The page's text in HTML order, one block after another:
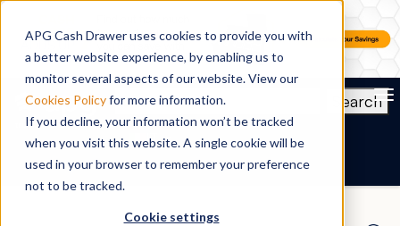
APG Cash Drawer uses cookies to provide you with
a better website experience, by enabling us to
monitor several aspects of our website. View our
Cookies Policyfor more information.
If you decline, your information won’t be tracked
when you visit this website. A single cookie will be
used in your browser to remember your preference
not to be tracked.
Cookie settings
Search
IT